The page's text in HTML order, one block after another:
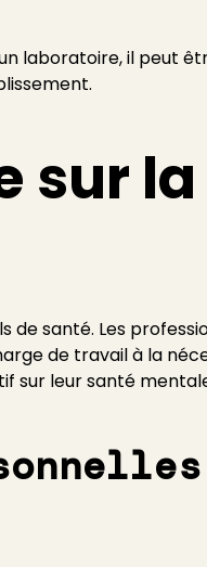
laboratoire, il peut
sur la
de santé. Les
de travail à la
sur leur santé